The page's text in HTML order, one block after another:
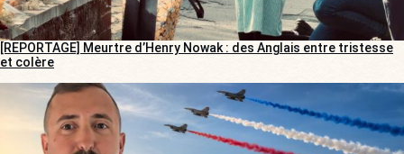
[REPORTAGE] Meurtre d’Henry Nowak : des Anglais entre tristesse
et colère